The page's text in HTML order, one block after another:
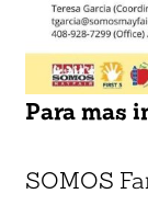
Para mas
SOMOS